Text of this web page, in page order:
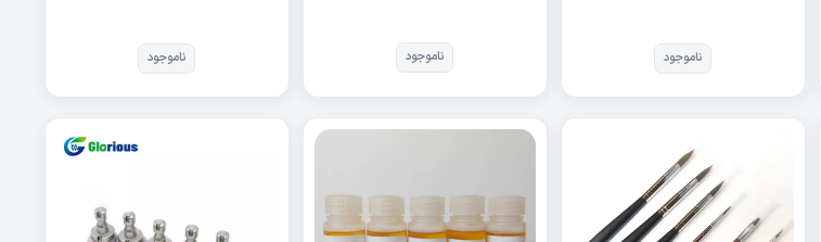
ناموجود ناموجود ناموجود